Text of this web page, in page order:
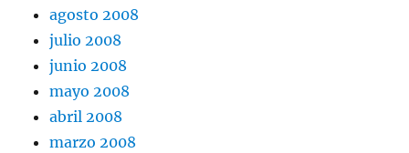
agosto 2008
julio 2008
junio 2008
mayo 2008
abril 2008
marzo 2008